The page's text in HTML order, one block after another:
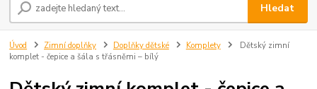
Hledat
Úvod Zimní doplňky Doplňky dětské Komplety
Dětský zimní
komplet - čepice a šála s třásněmi – bílý